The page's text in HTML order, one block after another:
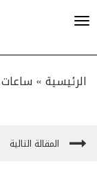
الرئيسية » ساعات
المقالة التالية